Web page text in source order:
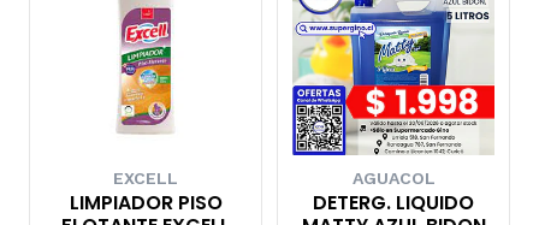
EXCELL
LIMPIADOR PISO
AGUACOL
DETERG. LIQUIDO